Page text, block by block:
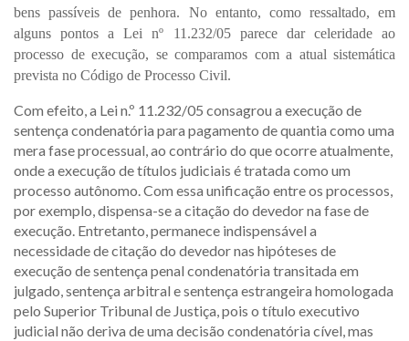
bens passíveis de penhora. No entanto, como ressaltado, em
alguns pontos a Lei nº 11.232/05 parece dar celeridade ao
processo de execução, se comparamos com a atual sistemática
prevista no Código de Processo Civil.
Com efeito, a Lei n.º 11.232/05 consagrou a execução de
sentença condenatória para pagamento de quantia como uma
mera fase processual, ao contrário do que ocorre atualmente,
onde a execução de títulos judiciais é tratada como um
processo autônomo. Com essa unificação entre os processos,
por exemplo, dispensa-se a citação do devedor na fase de
execução. Entretanto, permanece indispensável a
necessidade de citação do devedor nas hipóteses de
execução de sentença penal condenatória transitada em
julgado, sentença arbitral e sentença estrangeira homologada
pelo Superior Tribunal de Justiça, pois o título executivo
judicial não deriva de uma decisão condenatória cível, mas